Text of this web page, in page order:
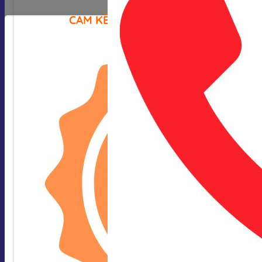
CAM KẾT CỦA CHÚNG TÔI